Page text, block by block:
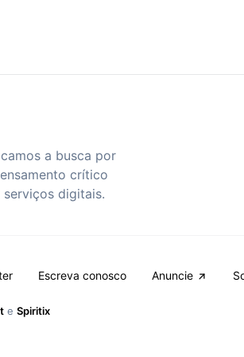
a busca por
crítico
digitais.
Escreva conosco Anuncie
e Spiritix